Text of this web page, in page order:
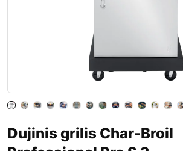
Dujinis grilis Char-Broil